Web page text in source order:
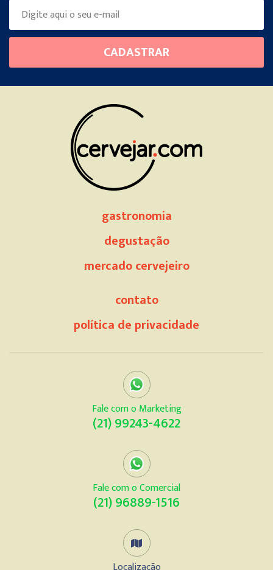
this
field
CADASTRAR
gastronomia
degustação
mercado cervejeiro
contato
política de privacidade
Fale com o Marketing
(21) 99243-4622
Fale com o Comercial
(21) 96889-1516